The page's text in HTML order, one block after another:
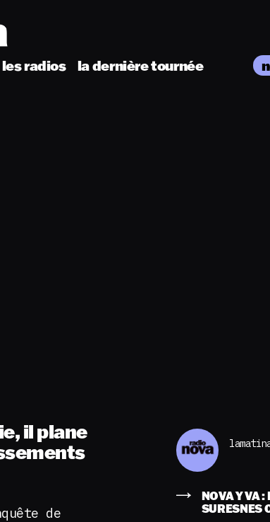
les radios la dernière tournée
il plane
de
NOVA Y VA :
SURESNES